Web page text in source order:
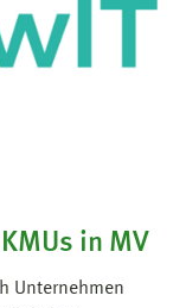
in MV
Unternehmen